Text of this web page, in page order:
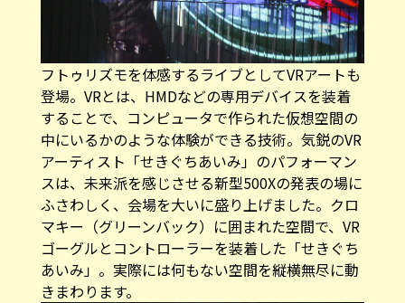
フトゥリズモを体感するライブとしてVRアートも
登場。VRとは、HMDなどの専用デバイスを装着
することで、コンピュータで作られた仮想空間の
中にいるかのような体験ができる技術。気鋭のVR
アーティスト「せきぐちあいみ」のパフォーマン
スは、未来派を感じさせる新型500Xの発表の場に
ふさわしく、会場を大いに盛り上げました。クロ
マキー（グリーンバック）に囲まれた空間で、VR
ゴーグルとコントローラーを装着した「せきぐち
あいみ」。実際には何もない空間を縦横無尽に動
きまわります。